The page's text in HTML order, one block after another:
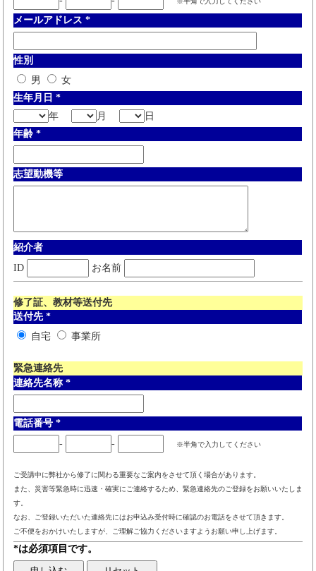
メールアドレス *
性別
男
女
生年月日 *
年
月
日
年齢 *
志望動機等
紹介者
ID
お名前
修了証、教材等送付先
送付先 *
自宅
事業所
緊急連絡先
連絡先名称 *
電話番号 *
-
- ※半角で入力してください
ご受講中に弊社から修了に関わる重要なご案内をさせて頂く場合があります。
また、災害等緊急時に迅速・確実にご連絡するため、緊急連絡先のご登録をお願いいたしま
す。
なお、ご登録いただいた連絡先にはお申込み受付時に確認のお電話をさせて頂きます。
ご不便をおかけいたしますが、ご理解ご協力くださいますようお願い申し上げます。
*は必須項目です。